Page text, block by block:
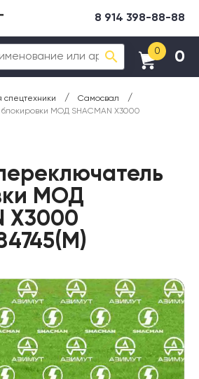
8 914 398-88-88
0 0
спецтехники / Самосвал /
МОД SHACMAN X3000
МОД
X3000